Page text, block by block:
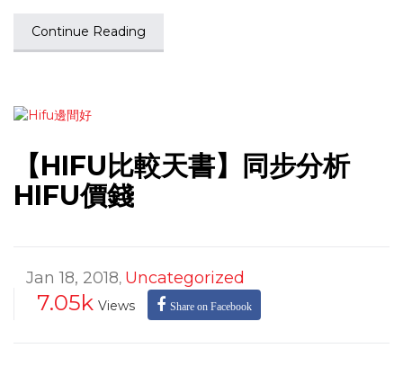
Continue Reading
【HIFU比較天書】同步分析
HIFU價錢
Jan 18, 2018, Uncategorized
7.05k Views Share on Facebook